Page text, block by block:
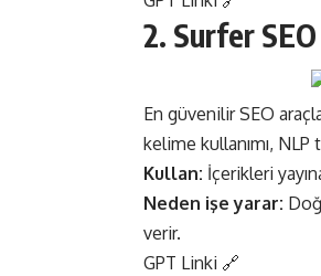
2. Surfer
En güvenilir SEO
kelime kullanımı,
Kullan: İçerikleri
Neden işe yarar:
verir.
GPT Linki 🔗